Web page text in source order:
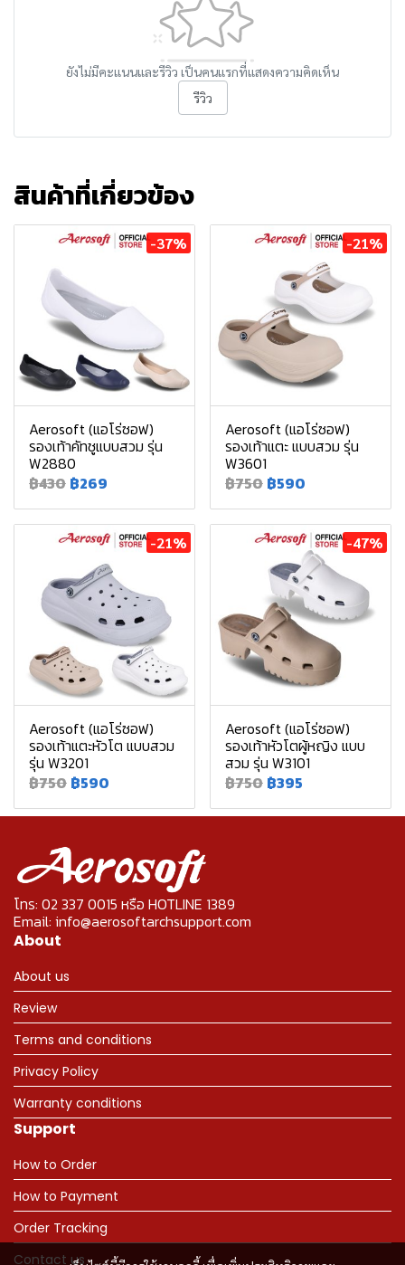
ยังไม่มีคะแนนและรีวิว เป็นคนแรกที่แสดงความคิดเห็น
รีวิว
สินค้าที่เกี่ยวข้อง
-37%
Aerosoft (แอโร่ซอฟ)
รองเท้าคัทชูแบบสวม รุ่น
W2880
฿430 ฿269
-21%
Aerosoft (แอโร่ซอฟ)
รองเท้าแตะ แบบสวม รุ่น
W3601
฿750 ฿590
-21%
Aerosoft (แอโร่ซอฟ)
รองเท้าแตะหัวโต แบบสวม
รุ่น W3201
฿750 ฿590
-47%
Aerosoft (แอโร่ซอฟ)
รองเท้าหัวโตผู้หญิง แบบ
สวม รุ่น W3101
฿750 ฿395
โทร: 02 337 0015 หรือ HOTLINE 1389
Email: info@aerosoftarchsupport.com
About
About us
Review
Terms and conditions
Privacy Policy
Warranty conditions
Support
How to Order
How to Payment
Order Tracking
Contact us